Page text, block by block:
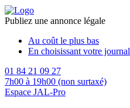
Publiez une annonce légale
Au coût le plus bas
En choisissant votre journal
01 84 21 09 27
7h00 à 19h00 (non surtaxé)
Espace JAL-Pro